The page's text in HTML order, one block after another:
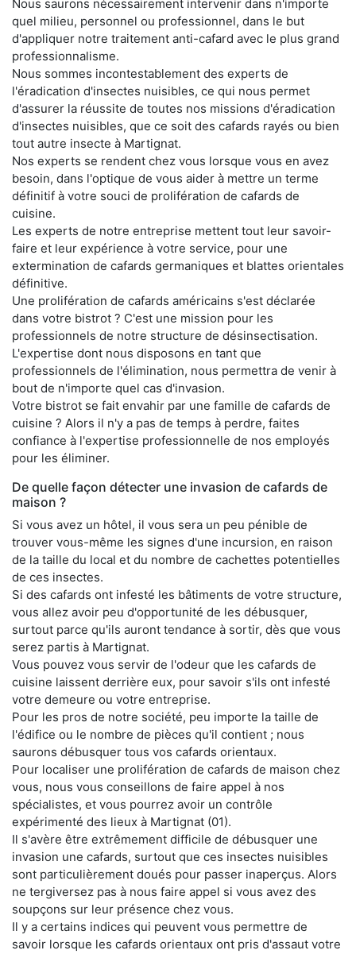
Nous saurons nécessairement intervenir dans n'importe
quel milieu, personnel ou professionnel, dans le but
d'appliquer notre traitement anti-cafard avec le plus grand
professionnalisme.
Nous sommes incontestablement des experts de
l'éradication d'insectes nuisibles, ce qui nous permet
d'assurer la réussite de toutes nos missions d'éradication
d'insectes nuisibles, que ce soit des cafards rayés ou bien
tout autre insecte à Martignat.
Nos experts se rendent chez vous lorsque vous en avez
besoin, dans l'optique de vous aider à mettre un terme
définitif à votre souci de prolifération de cafards de
cuisine.
Les experts de notre entreprise mettent tout leur savoir-
faire et leur expérience à votre service, pour une
extermination de cafards germaniques et blattes orientales
définitive.
Une prolifération de cafards américains s'est déclarée
dans votre bistrot ? C'est une mission pour les
professionnels de notre structure de désinsectisation.
L'expertise dont nous disposons en tant que
professionnels de l'élimination, nous permettra de venir à
bout de n'importe quel cas d'invasion.
Votre bistrot se fait envahir par une famille de cafards de
cuisine ? Alors il n'y a pas de temps à perdre, faites
confiance à l'expertise professionnelle de nos employés
pour les éliminer.
De quelle façon détecter une invasion de cafards de
maison ?
Si vous avez un hôtel, il vous sera un peu pénible de
trouver vous-même les signes d'une incursion, en raison
de la taille du local et du nombre de cachettes potentielles
de ces insectes.
Si des cafards ont infesté les bâtiments de votre structure,
vous allez avoir peu d'opportunité de les débusquer,
surtout parce qu'ils auront tendance à sortir, dès que vous
serez partis à Martignat.
Vous pouvez vous servir de l'odeur que les cafards de
cuisine laissent derrière eux, pour savoir s'ils ont infesté
votre demeure ou votre entreprise.
Pour les pros de notre société, peu importe la taille de
l'édifice ou le nombre de pièces qu'il contient ; nous
saurons débusquer tous vos cafards orientaux.
Pour localiser une prolifération de cafards de maison chez
vous, nous vous conseillons de faire appel à nos
spécialistes, et vous pourrez avoir un contrôle
expérimenté des lieux à Martignat (01).
Il s'avère être extrêmement difficile de débusquer une
invasion une cafards, surtout que ces insectes nuisibles
sont particulièrement doués pour passer inaperçus. Alors
ne tergiversez pas à nous faire appel si vous avez des
soupçons sur leur présence chez vous.
Il y a certains indices qui peuvent vous permettre de
savoir lorsque les cafards orientaux ont pris d'assaut votre